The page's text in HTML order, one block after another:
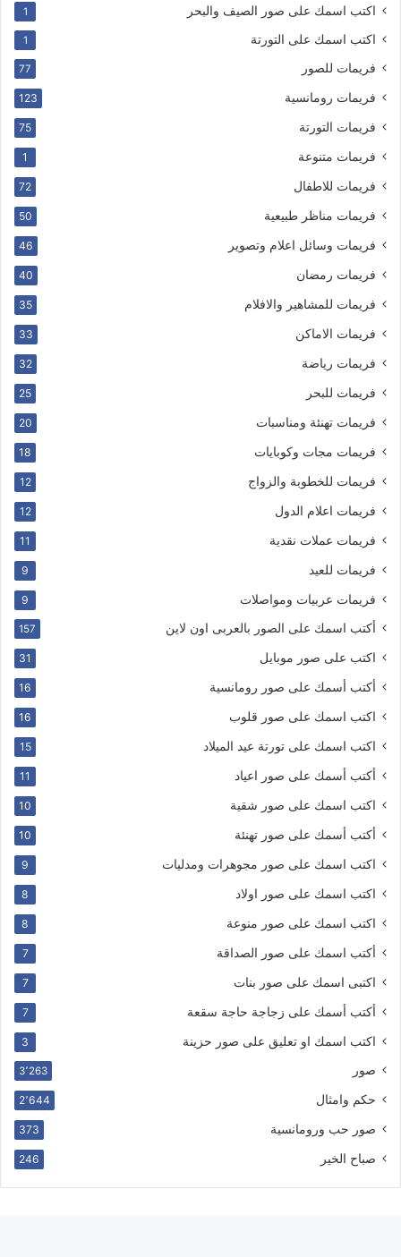
اكتب اسمك على صور الصيف والبحر 1
اكتب اسمك على التورتة 1
فريمات للصور 77
فريمات رومانسية 123
فريمات التورتة 75
فريمات متنوعة 1
فريمات للاطفال 72
فريمات مناظر طبيعية 50
فريمات وسائل اعلام وتصوير 46
فريمات رمضان 40
فريمات للمشاهير والافلام 35
فريمات الاماكن 33
فريمات رياضة 32
فريمات للبحر 25
فريمات تهنئة ومناسبات 20
فريمات مجات وكوبايات 18
فريمات للخطوبة والزواج 12
فريمات اعلام الدول 12
فريمات عملات نقدية 11
فريمات للعيد 9
فريمات عربيات ومواصلات 9
أكتب اسمك على الصور بالعربى اون لاين 157
اكتب على صور موبايل 31
أكتب أسمك على صور رومانسية 16
اكتب اسمك على صور قلوب 16
اكتب اسمك على تورتة عيد الميلاد 15
أكتب أسمك على صور اعياد 11
اكتب اسمك على صور شقية 10
أكتب أسمك على صور تهنئة 10
اكتب اسمك على صور مجوهرات ومدليات 9
اكتب اسمك على صور اولاد 8
اكتب اسمك على صور منوعة 8
أكتب اسمك على صور الصداقة 7
اكتبى اسمك على صور بنات 7
أكتب أسمك على زجاجة حاجة سقعة 7
اكتب اسمك او تعليق على صور حزينة 3
صور 3٬263
حكم وامثال 2٬644
صور حب ورومانسية 373
صباح الخير 246